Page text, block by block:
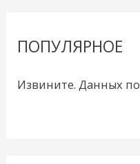
ПОПУЛЯРНОЕ
Извините. Данных